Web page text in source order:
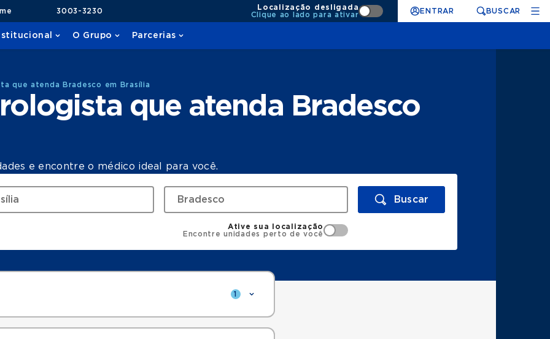
3003-3230
Localização desligada
Clique ao lado para ativar
ENTRAR BUSCAR
O Grupo Parcerias
que atenda Bradesco em Brasília
que atenda Bradesco
e encontre o médico ideal para você.
Buscar
Ative sua localização
Encontre unidades perto de você
1